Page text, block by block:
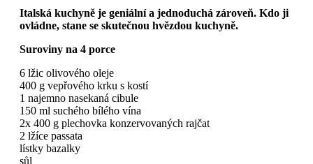
Italská kuchyně je geniální a jednoduchá zároveň. Kdo ji
ovládne, stane se skutečnou hvězdou kuchyně.
Suroviny na 4 porce
6 lžic olivového oleje
400 g vepřového krku s kostí
1 najemno nasekaná cibule
150 ml suchého bílého vína
2x 400 g plechovka konzervovaných rajčat
2 lžíce passata
lístky bazalky
sůl